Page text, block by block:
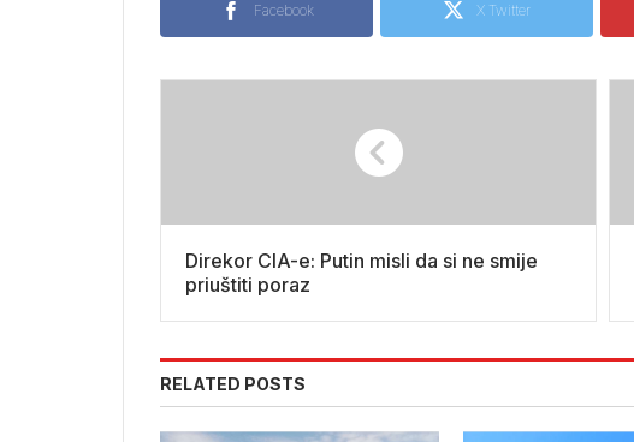
Facebook X Twitter
Direkor CIA-e: Putin misli da si ne smije
priuštiti poraz
RELATED POSTS